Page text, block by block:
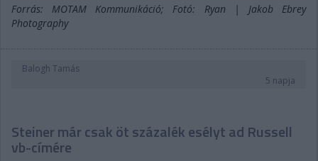
Forrás: MOTAM Kommunikáció; Fotó: Ryan | Jakob Ebrey
Photography
Balogh Tamás
5 napja
Steiner már csak öt százalék esélyt ad Russell
vb-címére